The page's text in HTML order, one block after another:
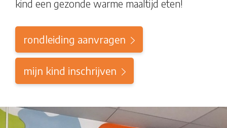
kind een gezonde warme maaltijd eten!
rondleiding aanvragen
mijn kind inschrijven